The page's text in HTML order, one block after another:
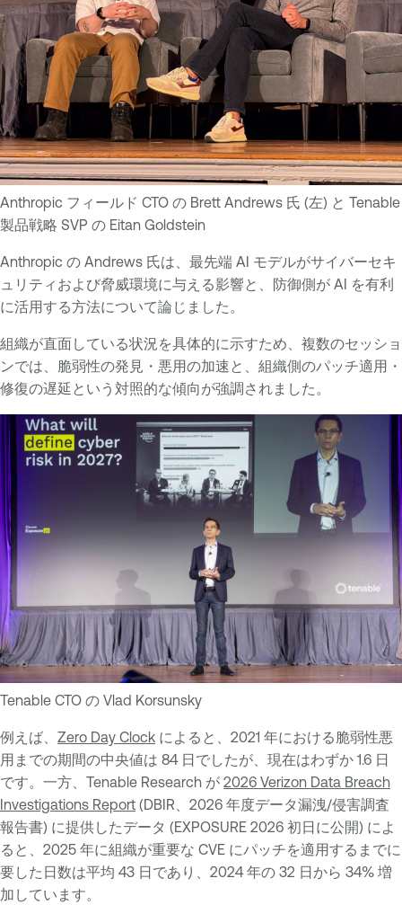
Anthropic フィールド CTO の Brett Andrews 氏 (左) と Tenable
製品戦略 SVP の Eitan Goldstein
Anthropic の Andrews 氏は、最先端 AI モデルがサイバーセキ
ュリティおよび脅威環境に与える影響と、防御側が AI を有利
に活用する方法について論じました。
組織が直面している状況を具体的に示すため、複数のセッショ
ンでは、脆弱性の発見・悪用の加速と、組織側のパッチ適用・
修復の遅延という対照的な傾向が強調されました。
Tenable CTO の Vlad Korsunsky
例えば、 Zero Day Clock によると、2021 年における脆弱性悪
用までの期間の中央値は 84 日でしたが、現在はわずか 1.6 日
です。一方、Tenable Research が 2026 Verizon Data Breach
Investigations Report (DBIR、2026 年度データ漏洩/侵害調査
報告書) に提供したデータ (EXPOSURE 2026 初日に公開) によ
ると、2025 年に組織が重要な CVE にパッチを適用するまでに
要した日数は平均 43 日であり、2024 年の 32 日から 34% 増
加しています。